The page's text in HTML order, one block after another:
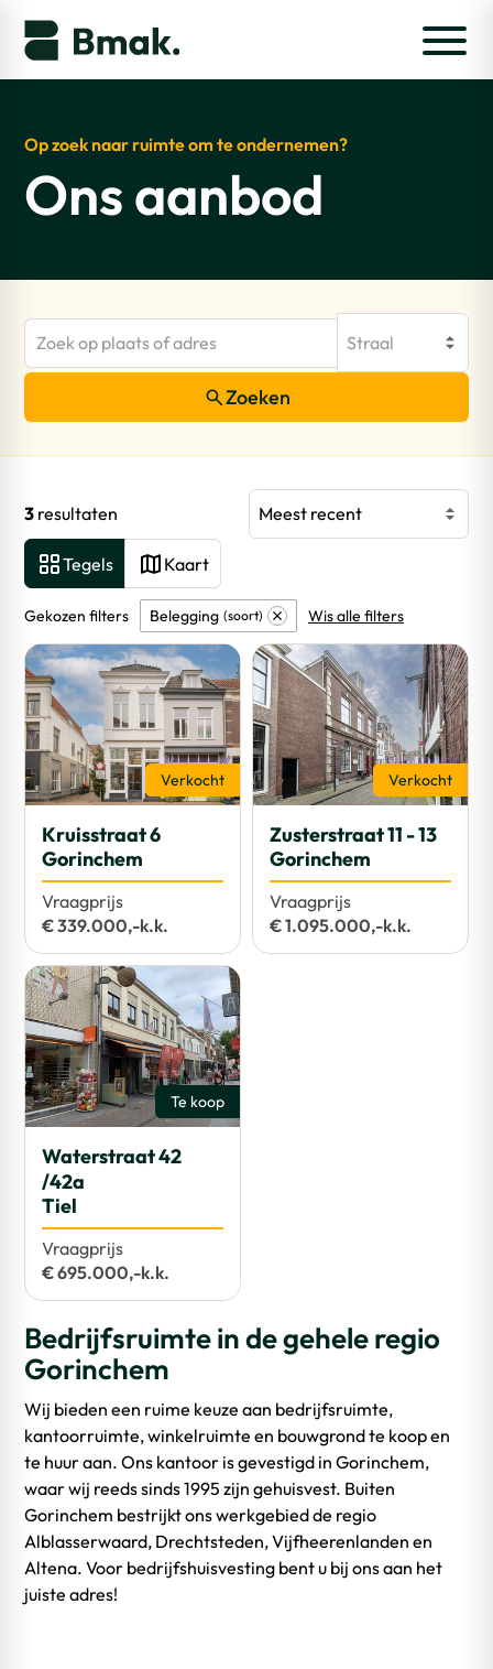
Op zoek naar ruimte om te ondernemen?
Ons aanbod
Straal
Zoeken
3 resultaten Meest recent
Tegels Kaart
Gekozen filters Belegging soort Wis alle filters
Verkocht
Kruisstraat 6
Gorinchem
Vraagprijs
€ 339.000,-k.k.
Verkocht
Zusterstraat 11 - 13
Gorinchem
Vraagprijs
€ 1.095.000,-k.k.
Te koop
Waterstraat 42
/42a
Tiel
Vraagprijs
€ 695.000,-k.k.
Bedrijfsruimte in de gehele regio
Gorinchem
Wij bieden een ruime keuze aan bedrijfsruimte,
kantoorruimte, winkelruimte en bouwgrond te koop en
te huur aan. Ons kantoor is gevestigd in Gorinchem,
waar wij reeds sinds 1995 zijn gehuisvest. Buiten
Gorinchem bestrijkt ons werkgebied de regio
Alblasserwaard, Drechtsteden, Vijfheerenlanden en
Altena. Voor bedrijfshuisvesting bent u bij ons aan het
juiste adres!